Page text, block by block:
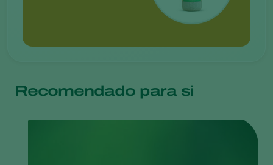
Recomendado para si